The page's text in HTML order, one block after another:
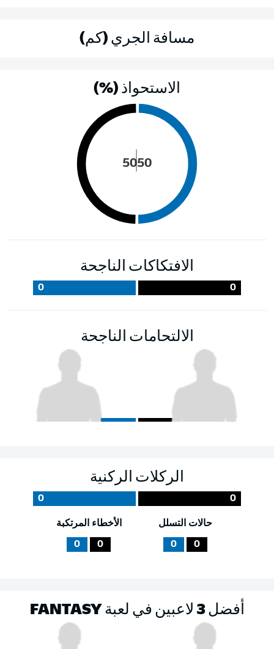
مسافة الجري (كم)
الاستحواذ (%)
50
50
الافتكاكات الناجحة
0
0
الالتحامات الناجحة
الركلات الركنية
0
0
حالات التسلل
0
0
الأخطاء المرتكبة
0
0
أفضل 3 لاعبين في لعبة FANTASY